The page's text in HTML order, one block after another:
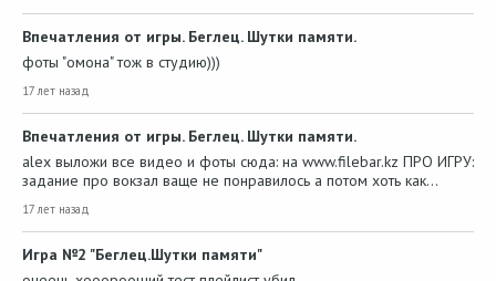
Впечатления от игры. Беглец. Шутки памяти.
фоты "омона" тож в студию)))
17 лет назад
Впечатления от игры. Беглец. Шутки памяти.
alex выложи все видео и фоты сюда: на www.filebar.kz ПРО ИГРУ:
задание про вокзал ваще не понравилось а потом хоть как…
17 лет назад
Игра №2 "Беглец.Шутки памяти"